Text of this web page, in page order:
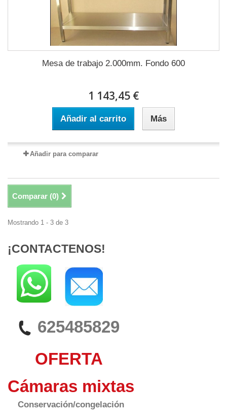
Mesa de trabajo 2.000mm. Fondo 600
1 143,45 €
Añadir al carrito Más
Añadir para comparar
Comparar (0)
Mostrando 1 - 3 de 3
¡CONTACTENOS!
625485829
OFERTA
Cámaras mixtas
Conservación/congelación